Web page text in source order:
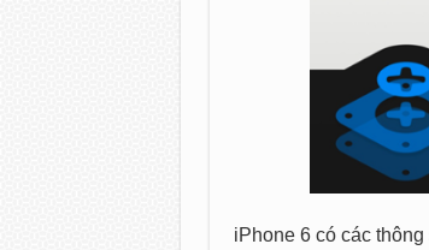
iPhone 6 có các